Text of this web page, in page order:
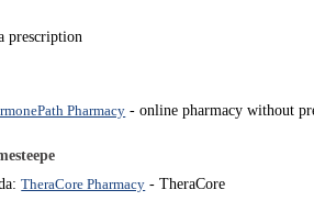
prescription
Pharmacy - online pharmacy without
TheraCore Pharmacy - TheraCore